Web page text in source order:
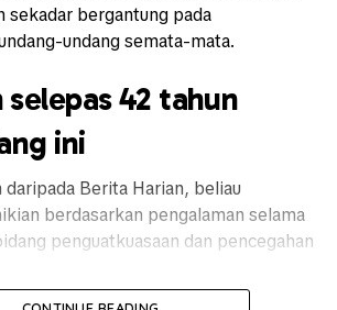
sekadar bergantung pada
undang semata-mata.
selepas 42 tahun
ini
Berita Harian, beliau
berdasarkan pengalaman selama
penguatkuasaan dan pencegahan